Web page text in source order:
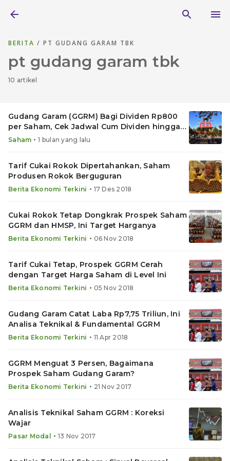
BERITA / PT GUDANG GARAM TBK
pt gudang garam tbk
10 artikel
Gudang Garam (GGRM) Bagi Dividen Rp800
per Saham, Cek Jadwal Cum Dividen hingga
Pembayarannya
Saham • 1 bulan yang lalu
Tarif Cukai Rokok Dipertahankan, Saham
Produsen Rokok Berguguran
Berita Ekonomi Terkini • 17 Des 2018
Cukai Rokok Tetap Dongkrak Prospek Saham
GGRM dan HMSP, Ini Target Harganya
Berita Ekonomi Terkini • 06 Nov 2018
Tarif Cukai Tetap, Prospek GGRM Cerah
dengan Target Harga Saham di Level Ini
Berita Ekonomi Terkini • 05 Nov 2018
Gudang Garam Catat Laba Rp7,75 Triliun, Ini
Analisa Teknikal & Fundamental GGRM
Berita Ekonomi Terkini • 11 Apr 2018
GGRM Menguat 3 Persen, Bagaimana
Prospek Saham Gudang Garam?
Berita Ekonomi Terkini • 21 Nov 2017
Analisis Teknikal Saham GGRM : Koreksi
Wajar
Pasar Modal • 13 Nov 2017